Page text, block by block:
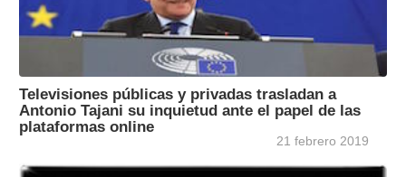
Televisiones públicas y privadas trasladan a
Antonio Tajani su inquietud ante el papel de las
plataformas online
21 febrero 2019